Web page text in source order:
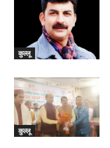
कुल्लू
कुल्लू